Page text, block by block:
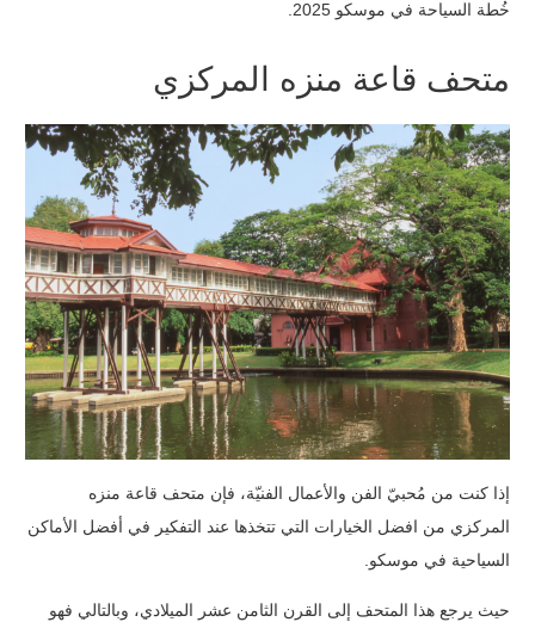
خُطة السياحة في موسكو 2025.
متحف قاعة منزه المركزي
إذا كنت من مُحبيّ الفن والأعمال الفنيّة، فإن متحف قاعة منزه
المركزي من افضل الخيارات التي تتخذها عند التفكير في أفضل الأماكن
السياحية في موسكو.
حيث يرجع هذا المتحف إلى القرن الثامن عشر الميلادي، وبالتالي فهو